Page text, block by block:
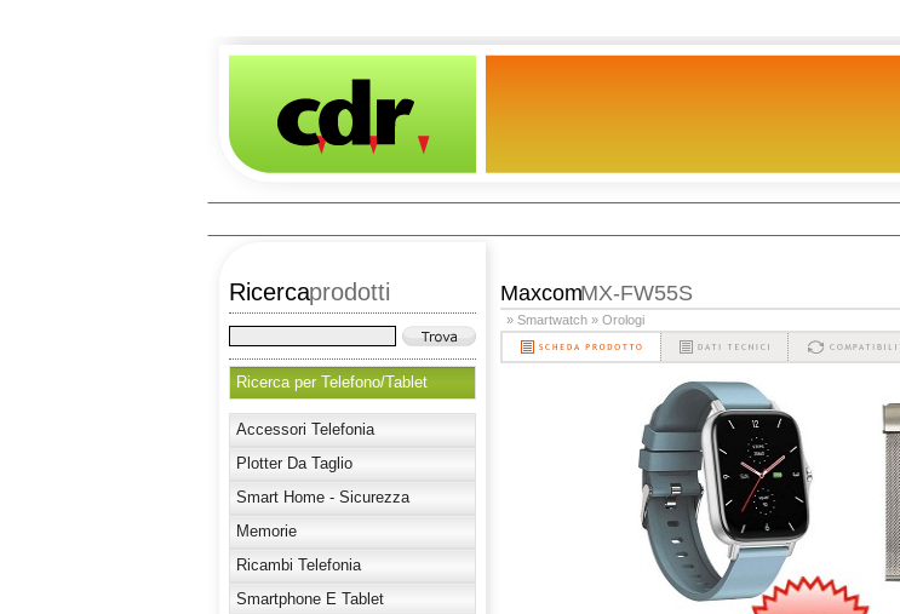
Ricercaprodotti
Ricerca per Telefono/Tablet
Accessori Telefonia
Plotter Da Taglio
Smart Home - Sicurezza
Memorie
Ricambi Telefonia
Smartphone E Tablet
MaxcomMX-FW55S
» Smartwatch » Orologi